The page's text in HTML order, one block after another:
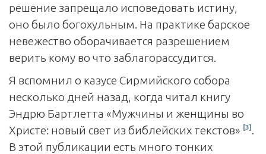
решение запрещало исповедовать истину,
оно было богохульным. На практике барское
невежество оборачивается разрешением
верить кому во что заблагорассудится.
Я вспомнил о казусе Сирмийского собора
несколько дней назад, когда читал книгу
Эндрю Бартлетта «Мужчины и женщины во
Христе: новый свет из библейских текстов» [3] .
В этой публикации есть много тонких